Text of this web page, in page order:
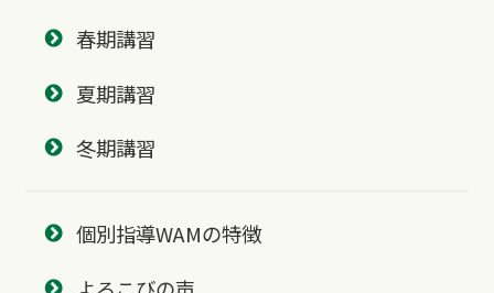
春期講習
夏期講習
冬期講習
個別指導WAMの特徴